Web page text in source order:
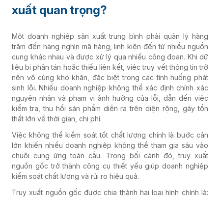
xuất quan trọng?
Một doanh nghiệp sản xuất trung bình phải quản lý hàng
trăm đến hàng nghìn mã hàng, linh kiện đến từ nhiều nguồn
cung khác nhau và được xử lý qua nhiều công đoạn. Khi dữ
liệu bị phân tán hoặc thiếu liên kết, việc truy vết thông tin trở
nên vô cùng khó khăn, đặc biệt trong các tình huống phát
sinh lỗi. Nhiều doanh nghiệp không thể xác định chính xác
nguyên nhân và phạm vi ảnh hưởng của lỗi, dẫn đến việc
kiểm tra, thu hồi sản phẩm diễn ra trên diện rộng, gây tổn
thất lớn về thời gian, chi phí.
Việc không thể kiểm soát tốt chất lượng chính là bước cản
lớn khiến nhiều doanh nghiệp không thể tham gia sâu vào
chuỗi cung ứng toàn cầu. Trong bối cảnh đó, truy xuất
nguồn gốc trở thành công cụ thiết yếu giúp doanh nghiệp
kiểm soát chất lượng và rủi ro hiệu quả.
Truy xuất nguồn gốc được chia thành hai loại hình chính là: